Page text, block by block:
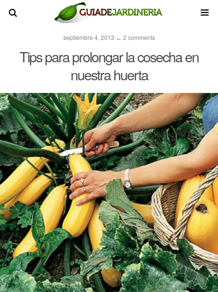
septiembre 4, 2013 ↔ 2 comments
Tips para prolongar la cosecha en
nuestra huerta